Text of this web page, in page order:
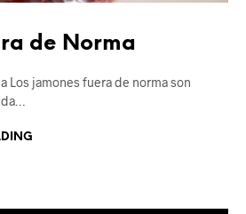
de Norma
Los jamones fuera de norma son